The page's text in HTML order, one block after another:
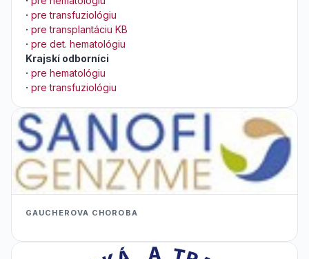
· pre transfuziológiu
· pre transplantáciu KB
· pre det. hematológiu
Krajskí odborníci
· pre hematológiu
· pre transfuziológiu
GAUCHEROVA CHOROBA